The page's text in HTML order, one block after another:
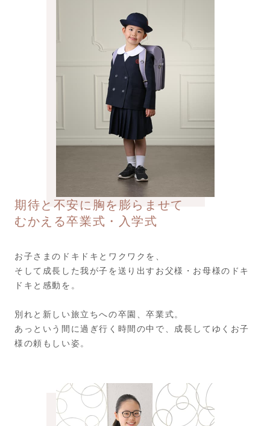
期待と不安に胸を膨らませて
むかえる卒業式・入学式
お子さまのドキドキとワクワクを、
そして成長した我が子を送り出すお父様・お母様のドキ
ドキと感動を。
別れと新しい旅立ちへの卒園、卒業式。
あっという間に過ぎ行く時間の中で、成長してゆくお子
様の頼もしい姿。